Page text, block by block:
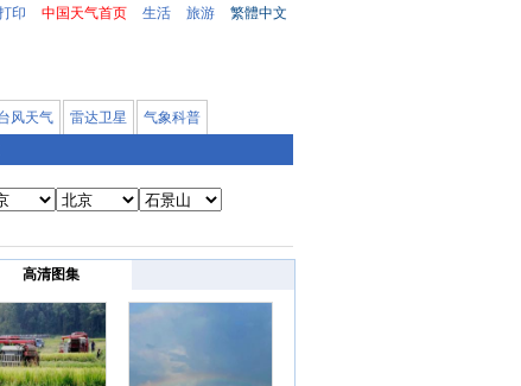
印 中国天气首页 生活 旅游
繁體中文
风天气 雷达卫星
气象科普
高清图集